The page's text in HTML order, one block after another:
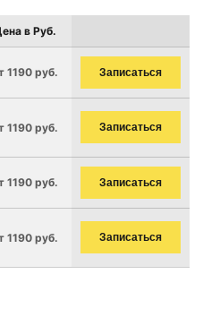
в Руб.
1190 руб. Записаться
1190 руб. Записаться
1190 руб. Записаться
1190 руб. Записаться